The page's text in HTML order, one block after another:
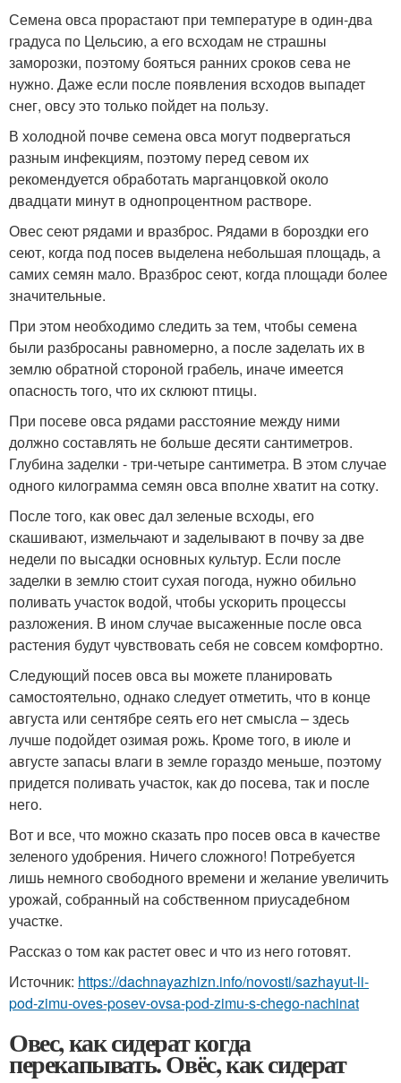
Семена овса прорастают при температуре в один-два
градуса по Цельсию, а его всходам не страшны
заморозки, поэтому бояться ранних сроков сева не
нужно. Даже если после появления всходов выпадет
снег, овсу это только пойдет на пользу.
В холодной почве семена овса могут подвергаться
разным инфекциям, поэтому перед севом их
рекомендуется обработать марганцовкой около
двадцати минут в однопроцентном растворе.
Овес сеют рядами и вразброс. Рядами в бороздки его
сеют, когда под посев выделена небольшая площадь, а
самих семян мало. Вразброс сеют, когда площади более
значительные.
При этом необходимо следить за тем, чтобы семена
были разбросаны равномерно, а после заделать их в
землю обратной стороной грабель, иначе имеется
опасность того, что их склюют птицы.
При посеве овса рядами расстояние между ними
должно составлять не больше десяти сантиметров.
Глубина заделки - три-четыре сантиметра. В этом случае
одного килограмма семян овса вполне хватит на сотку.
После того, как овес дал зеленые всходы, его
скашивают, измельчают и заделывают в почву за две
недели по высадки основных культур. Если после
заделки в землю стоит сухая погода, нужно обильно
поливать участок водой, чтобы ускорить процессы
разложения. В ином случае высаженные после овса
растения будут чувствовать себя не совсем комфортно.
Следующий посев овса вы можете планировать
самостоятельно, однако следует отметить, что в конце
августа или сентябре сеять его нет смысла – здесь
лучше подойдет озимая рожь. Кроме того, в июле и
августе запасы влаги в земле гораздо меньше, поэтому
придется поливать участок, как до посева, так и после
него.
Вот и все, что можно сказать про посев овса в качестве
зеленого удобрения. Ничего сложного! Потребуется
лишь немного свободного времени и желание увеличить
урожай, собранный на собственном приусадебном
участке.
Рассказ о том как растет овес и что из него готовят.
Источник: https://dachnayazhizn.info/novosti/sazhayut-li-
pod-zimu-oves-posev-ovsa-pod-zimu-s-chego-nachinat
Овес, как сидерат когда
перекапывать. Овёс, как сидерат